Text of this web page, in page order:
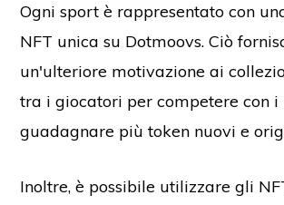
Ogni sport è rappresentato con
NFT unica su Dotmoovs. Ciò
un'ulteriore motivazione ai
tra i giocatori per competere con
guadagnare più token nuovi e
Inoltre, è possibile utilizzare gli